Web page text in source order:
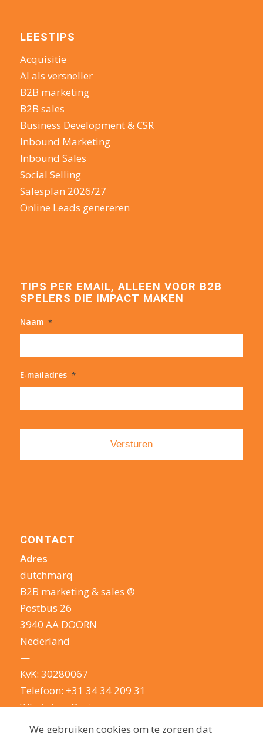
LEESTIPS
Acquisitie
AI als versneller
B2B marketing
B2B sales
Business Development & CSR
Inbound Marketing
Inbound Sales
Social Selling
Salesplan 2026/27
Online Leads genereren
TIPS PER EMAIL, ALLEEN VOOR B2B
SPELERS DIE IMPACT MAKEN
Naam *
E-mailadres *
CONTACT
Adres
dutchmarq
B2B marketing & sales ®
Postbus 26
3940 AA DOORN
Nederland
—
KvK: 30280067
Telefoon: +31 34 34 209 31
WhatsApp Business
E-mail:
info@dutchmarq.nl
We gebruiken cookies om te zorgen dat